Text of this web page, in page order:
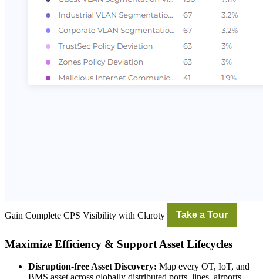
Gain Complete CPS Visibility with Claroty Take a Tour
Maximize Efficiency & Support Asset Lifecycles
Disruption-free Asset Discovery: Map every OT, IoT, and